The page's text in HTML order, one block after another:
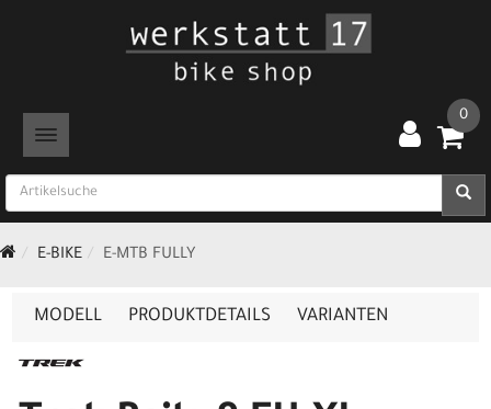
TOGGLE NAVIGATION
0
E-BIKE E-MTB FULLY
MODELL PRODUKTDETAILS VARIANTEN